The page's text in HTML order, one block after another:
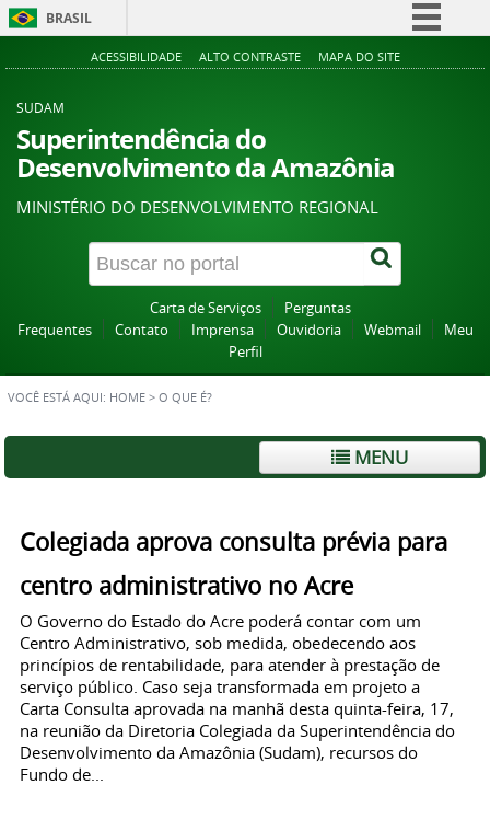
BRASIL
Simplifique!
Acesso à informação
ACESSIBILIDADE ALTO CONTRASTE MAPA DO SITE
SUDAM
Superintendência do
Desenvolvimento da Amazônia
MINISTÉRIO DO DESENVOLVIMENTO REGIONAL
Carta de Serviços
Perguntas
Frequentes
Contato Imprensa Ouvidoria Webmail
Meu
Perfil
VOCÊ ESTÁ AQUI: HOME > O QUE É?
MENU
Colegiada aprova consulta prévia para
centro administrativo no Acre
O Governo do Estado do Acre poderá contar com um
Centro Administrativo, sob medida, obedecendo aos
princípios de rentabilidade, para atender à prestação de
serviço público. Caso seja transformada em projeto a
Carta Consulta aprovada na manhã desta quinta-feira, 17,
na reunião da Diretoria Colegiada da Superintendência do
Desenvolvimento da Amazônia (Sudam), recursos do
Fundo de...